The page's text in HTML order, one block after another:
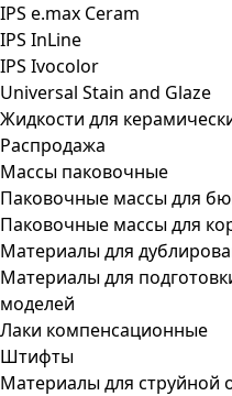
IPS e.max Ceram
IPS InLine
IPS Ivocolor
Universal Stain and Glaze
Жидкости для
Распродажа
Массы паковочные
Паковочные массы для
Паковочные массы для
Материалы для
Материалы для
моделей
Лаки компенсационные
Штифты
Материалы для струйной